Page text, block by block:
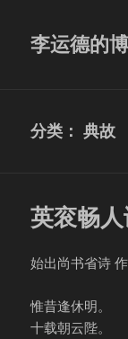
李运德的
分类：典故
英衮畅
始出尚书省诗
惟昔逢休明。
十载朝云陛。